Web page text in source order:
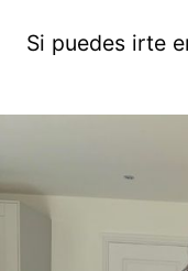
Si puedes irte